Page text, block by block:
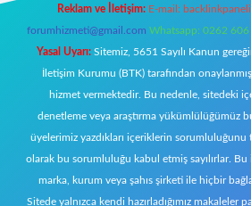
Reklam ve İletişim: E-mail:
forumhizmeti@gmail.com Whatsapp: 0262
Yasal Uyarı: Sitemiz, 5651 Sayılı Kanun
İletişim Kurumu (BTK) tarafından
hizmet vermektedir. Bu nedenle, sitedeki
denetleme veya araştırma yükümlülüğümüz
üyelerimiz yazdıkları içeriklerin sorumluluğunu
olarak bu sorumluluğu kabul etmiş sayılırlar.
marka, kurum veya şahıs şirketi ile hiçbir
Sitede yalnızca kendi hazırladığımız makaleler